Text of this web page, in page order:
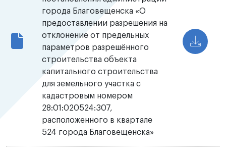
города Благовещенска «О
предоставлении разрешения на
отклонение от предельных
параметров разрешённого
строительства объекта
капитального строительства
для земельного участка с
кадастровым номером
28:01:020524:307,
расположенного в квартале
524 города Благовещенска»